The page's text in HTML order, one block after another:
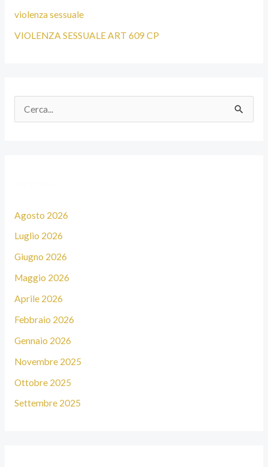
violenza sessuale
VIOLENZA SESSUALE ART 609 CP
Agosto 2026
Luglio 2026
Giugno 2026
Maggio 2026
Aprile 2026
Febbraio 2026
Gennaio 2026
Novembre 2025
Ottobre 2025
Settembre 2025